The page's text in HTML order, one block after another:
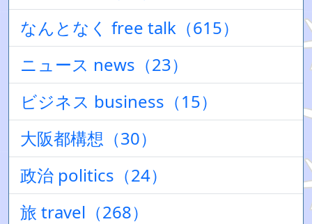
なんとなく free talk（615）
ニュース news（23）
ビジネス business（15）
大阪都構想（30）
政治 politics（24）
旅 travel（268）